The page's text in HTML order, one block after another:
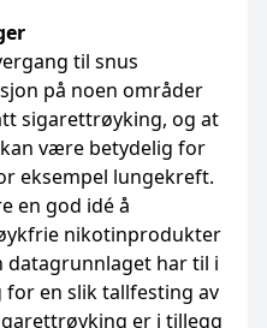
til snus
på noen områder
sigarettrøyking, og at
være betydelig for
eksempel lungekreft.
en god idé å
nikotinprodukter
datagrunnlaget har til i
en slik tallfesting av
er i tillegg